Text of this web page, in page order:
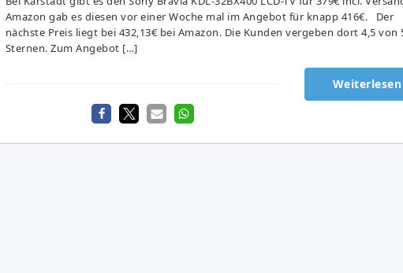
Amazon gab es diesen vor einer Woche mal im Angebot für knapp 416€. Der
nächste Preis liegt bei 432,13€ bei Amazon. Die Kunden vergeben dort 4,5 von
Sternen. Zum Angebot […]
Weiterlesen